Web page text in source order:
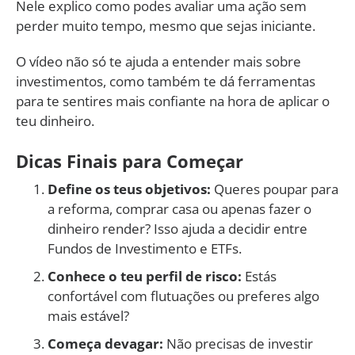
Nele explico como podes avaliar uma ação sem
perder muito tempo, mesmo que sejas iniciante.
O vídeo não só te ajuda a entender mais sobre
investimentos, como também te dá ferramentas
para te sentires mais confiante na hora de aplicar o
teu dinheiro.
Dicas Finais para Começar
Define os teus objetivos: Queres poupar para
a reforma, comprar casa ou apenas fazer o
dinheiro render? Isso ajuda a decidir entre
Fundos de Investimento e ETFs.
Conhece o teu perfil de risco: Estás
confortável com flutuações ou preferes algo
mais estável?
Começa devagar: Não precisas de investir